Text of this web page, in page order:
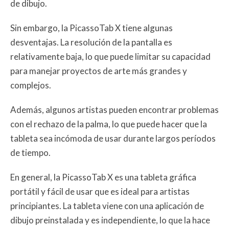
de dibujo.
Sin embargo, la PicassoTab X tiene algunas
desventajas. La resolución de la pantalla es
relativamente baja, lo que puede limitar su capacidad
para manejar proyectos de arte más grandes y
complejos.
Además, algunos artistas pueden encontrar problemas
con el rechazo de la palma, lo que puede hacer que la
tableta sea incómoda de usar durante largos períodos
de tiempo.
En general, la PicassoTab X es una tableta gráfica
portátil y fácil de usar que es ideal para artistas
principiantes. La tableta viene con una aplicación de
dibujo preinstalada y es independiente, lo que la hace